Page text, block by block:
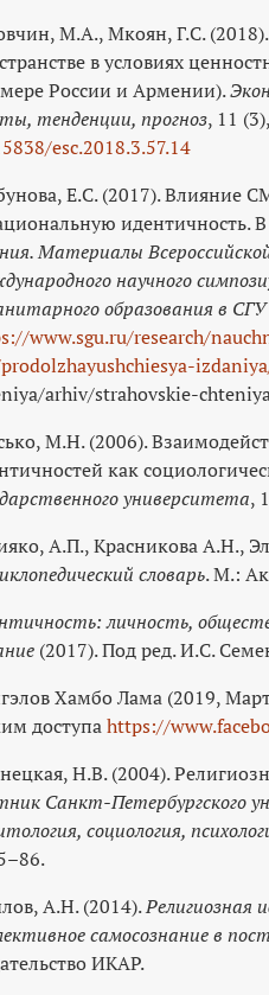
М.А., Мкоян, Г.С.
в условиях
России и Армении).
тенденции, прогноз, 11
esc.2018.3.57.14
Е.С. (2017). Влияние
идентичность.
Материалы
научного
образования в СГУ
www.sgu.ru/research/
arhiv/strahovskie-
М.Н. (2006).
как
университета,
А.П., Красникова А.Н.,
словарь. М.:
личность,
(2017). Под ред. И.С.
Хамбо Лама (2019,
доступаhttps://
Н.В. (2004).
Санкт-Петербургского
социология,
А.Н. (2014).Религиозная
самосознание в
ИКАР.